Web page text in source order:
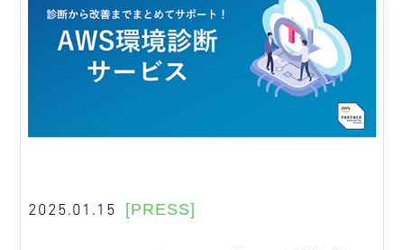
2025.01.15 [PRESS]